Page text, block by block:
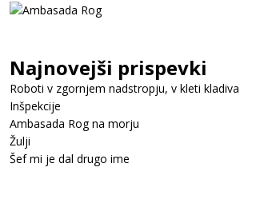
Najnovejši prispevki
Roboti v zgornjem nadstropju, v kleti kladiva
Inšpekcije
Ambasada Rog na morju
Žulji
Šef mi je dal drugo ime